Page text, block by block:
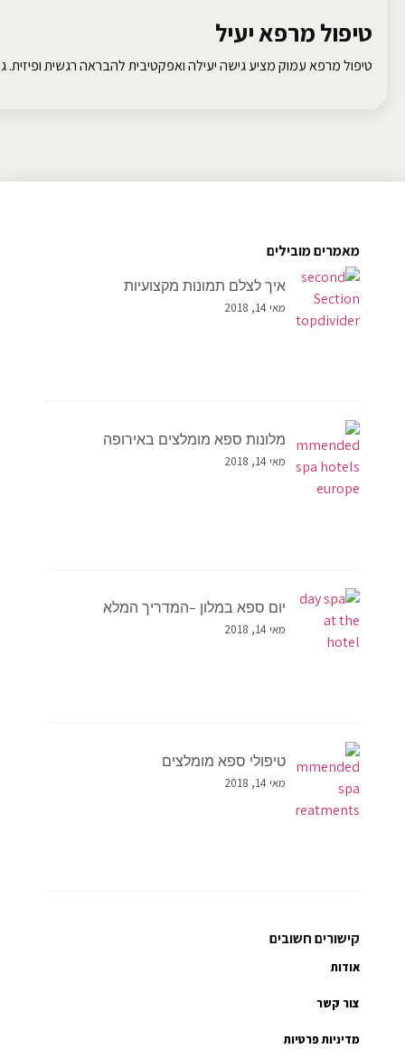
טיפול מרפא יעיל
טיפול מרפא עמוק מציע גישה יעילה ואפקטיבית להבראה רגשית ופיזית.
מאמרים מובילים
איך לצלם תמונות מקצועיות
מאי 14, 2018
מלונות ספא מומלצים באירופה
מאי 14, 2018
יום ספא במלון –המדריך המלא
מאי 14, 2018
טיפולי ספא מומלצים
מאי 14, 2018
קישורים חשובים
אודות
צור קשר
מדיניות פרטיות